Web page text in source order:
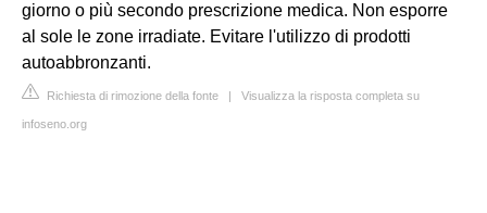
giorno o più secondo prescrizione medica. Non esporre
al sole le zone irradiate. Evitare l'utilizzo di prodotti
autoabbronzanti.
Richiesta di rimozione della fonte | Visualizza la risposta completa su
infoseno.org